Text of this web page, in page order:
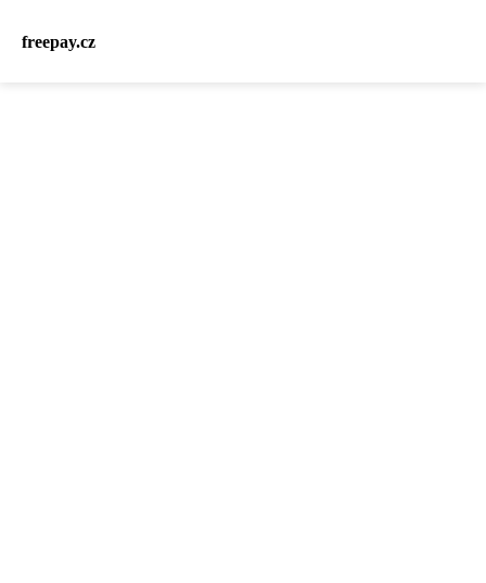
freepay.cz